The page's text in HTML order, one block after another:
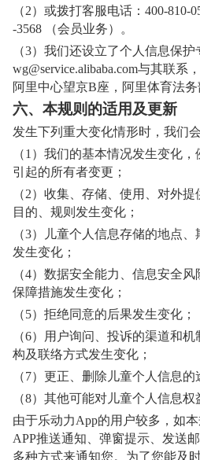
（2）或拨打客服电话：400-810-
-3568 （会员业务）。
（3）我们还设立了个人信息保
wg@service.alibaba.com与其联系
阿里中心望京B座，阿里体育法务
六、本规则的适用及更新
发生下列重大变化情形时，我们
（1）我们的基本情况发生变化
引起的所有者变更；
（2）收集、存储、使用、对外提
目的、规则发生变化；
（3）儿童个人信息存储的地点
发生变化；
（4）数据安全能力、信息安全
保障措施发生变化；
（5）拒绝同意的后果发生变化；
（6）用户询问、投诉的渠道和
构及联络方式发生变化；
（7）更正、删除儿童个人信息的
（8）其他可能对儿童个人信息权
由于乐动力App的用户较多，如
APP推送通知、弹窗提示、发送
多种方式来通知您。为了您能及